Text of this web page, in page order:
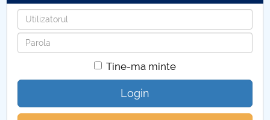
Utilizatorul
Parola
Tine-ma minte
Login